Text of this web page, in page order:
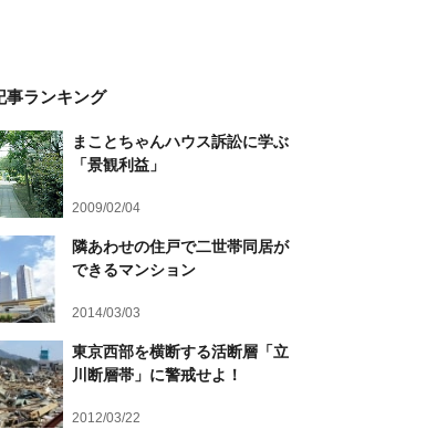
事ランキング
まことちゃんハウス訴訟に学ぶ
「景観利益」
2009/02/04
隣あわせの住戸で二世帯同居が
できるマンション
2014/03/03
東京西部を横断する活断層「立
川断層帯」に警戒せよ！
2012/03/22